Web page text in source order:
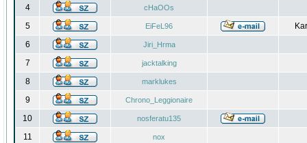
4 cHaOOs
5 EiFeL96
6
Jiri_Hrma
7 jacktalking
8 marklukes
9 Chrono_Leggionaire
10 nosferatu135
11 nox